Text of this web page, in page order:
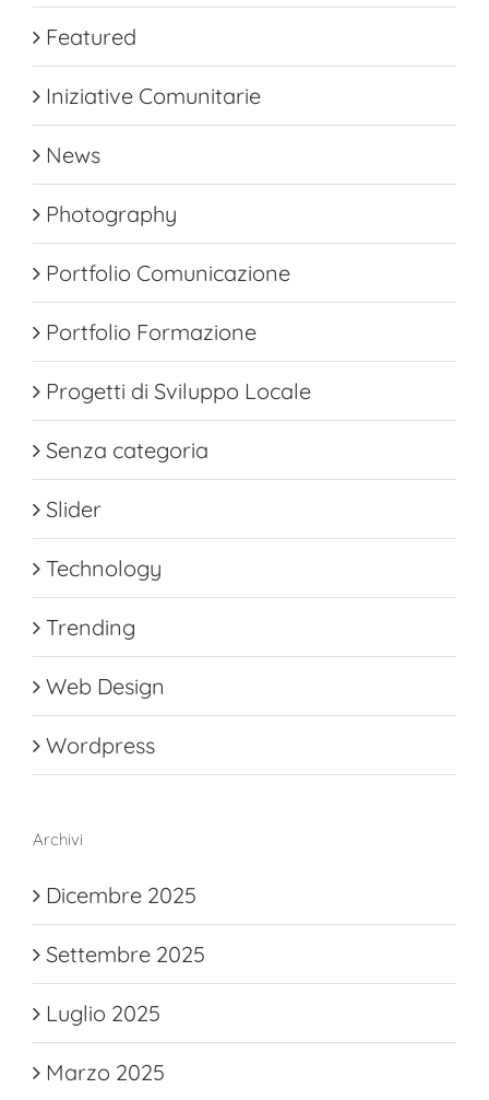
Featured
Iniziative Comunitarie
News
Photography
Portfolio Comunicazione
Portfolio Formazione
Progetti di Sviluppo Locale
Senza categoria
Slider
Technology
Trending
Web Design
Wordpress
Archivi
Dicembre 2025
Settembre 2025
Luglio 2025
Marzo 2025